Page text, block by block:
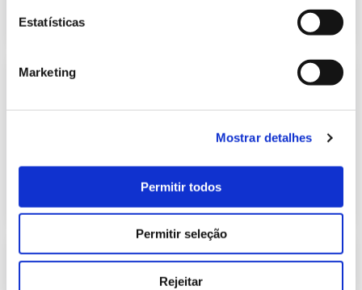
Estatísticas
Marketing
Mostrar detalhes
Permitir todos
Permitir seleção
Rejeitar
2021
informação sobre Eletricidade
Eletricidade
Informação Semanal do Sistema